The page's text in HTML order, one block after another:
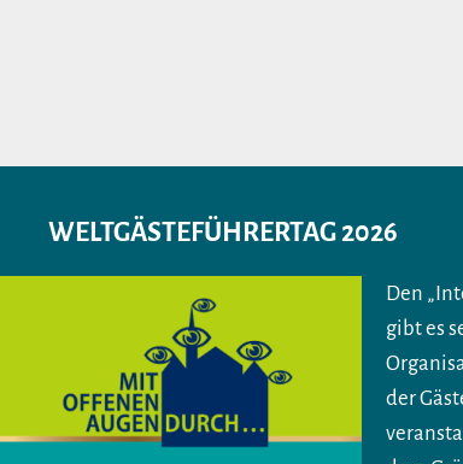
WELTGÄSTEFÜHRERTAG 2026
Den
gibt es
der